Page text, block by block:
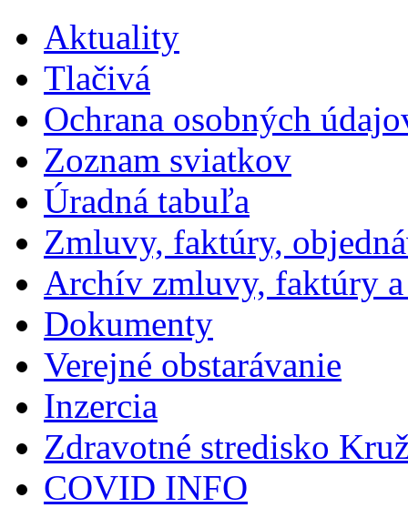
Aktuality
Tlačivá
Ochrana osobných
Zoznam sviatkov
Úradná tabuľa
Zmluvy, faktúry,
Archív zmluvy, faktúry
Dokumenty
Verejné obstarávanie
Inzercia
Zdravotné stredisko
COVID INFO